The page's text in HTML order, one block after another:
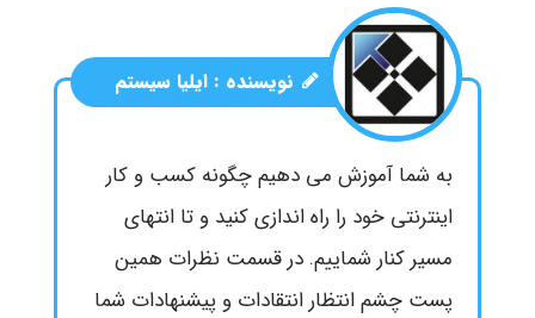
نویسنده : ایلیا سیستم
به شما آموزش می دهیم چگونه کسب و کار
اینترنتی خود را راه اندازی کنید و تا انتهای
مسیر کنار شماییم. در قسمت نظرات همین
پست چشم انتظار انتقادات و پیشنهادات شما